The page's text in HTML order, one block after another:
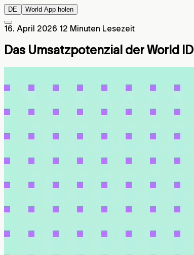
DE World App holen
16. April 2026 12 Minuten Lesezeit
Das Umsatzpotenzial der World ID